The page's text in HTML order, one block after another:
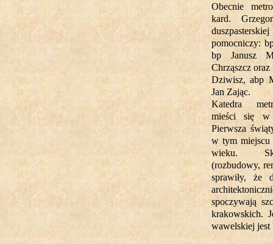
Obecnie
kard.
pomocniczy:
bp Janusz
Chrząszcz
Dziwisz, abp
Jan Zając.
Katedra
mieści się w
Pierwsza
w tym
wieku.
(rozbudowy,
sprawiły, że
spoczywają
krakowskich.
wawelskiej jest